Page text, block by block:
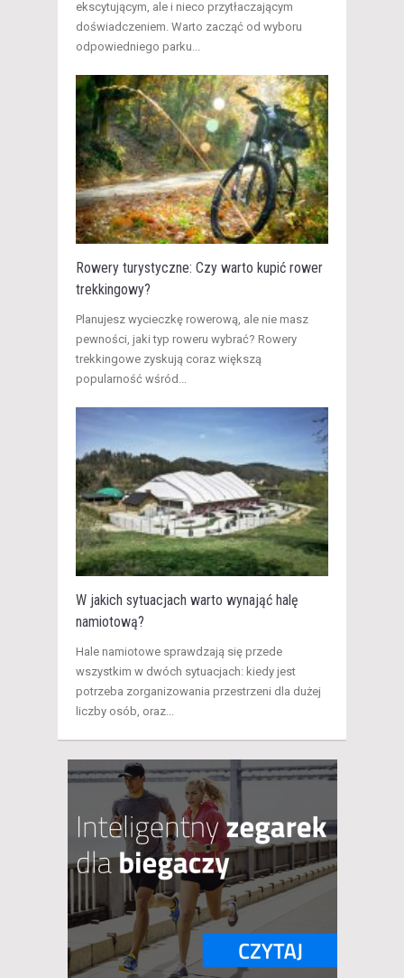
ekscytującym, ale i nieco przytłaczającym
doświadczeniem. Warto zacząć od wyboru
odpowiedniego parku...
Rowery turystyczne: Czy warto kupić rower
trekkingowy?
Planujesz wycieczkę rowerową, ale nie masz
pewności, jaki typ roweru wybrać? Rowery
trekkingowe zyskują coraz większą
popularność wśród...
W jakich sytuacjach warto wynająć halę
namiotową?
Hale namiotowe sprawdzają się przede
wszystkim w dwóch sytuacjach: kiedy jest
potrzeba zorganizowania przestrzeni dla dużej
liczby osób, oraz...